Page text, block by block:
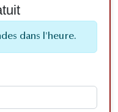
dans l'heure.